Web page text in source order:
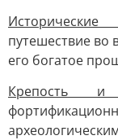
Исторические
путешествие во
его богатое
Крепость и